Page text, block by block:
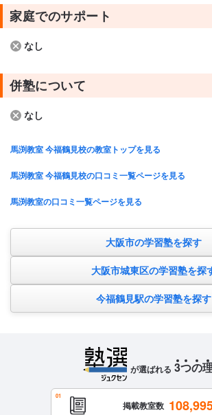
家庭でのサポート
なし
併塾について
なし
馬渕教室 今福鶴見校の教室トップを見る
馬渕教室 今福鶴見校の口コミ一覧ページを見る
馬渕教室の口コミ一覧ページを見る
大阪市の学習塾を探す
大阪市城東区の学習塾を探
今福鶴見駅の学習塾を探す
が選ばれる 3つの理
掲載教室数